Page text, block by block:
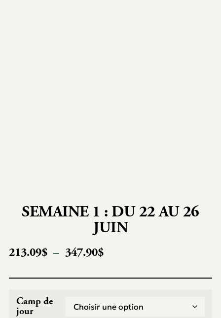
SEMAINE 1 : DU 22 AU 26
JUIN
213.09$ – 347.90$
Camp de
jour